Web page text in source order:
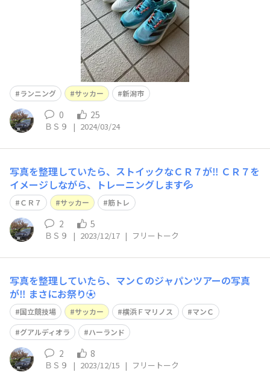
ランニング サッカー 新潟市
0 25
ＢＳ９ | 2024/03/24
写真を整理していたら、ストイックなＣＲ７が‼️ ＣＲ７を
イメージしながら、トレーニングします💦
ＣＲ７ サッカー 筋トレ
2 5
ＢＳ９ | 2023/12/17 | フリートーク
写真を整理していたら、マンＣのジャパンツアーの写真
が‼️ まさにお祭り⚽️
国立競技場 サッカー 横浜Ｆマリノス
マンＣ
グアルディオラ
ハーランド
2 8
ＢＳ９ | 2023/12/15 | フリートーク